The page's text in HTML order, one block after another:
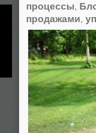
процессы,
продажами,